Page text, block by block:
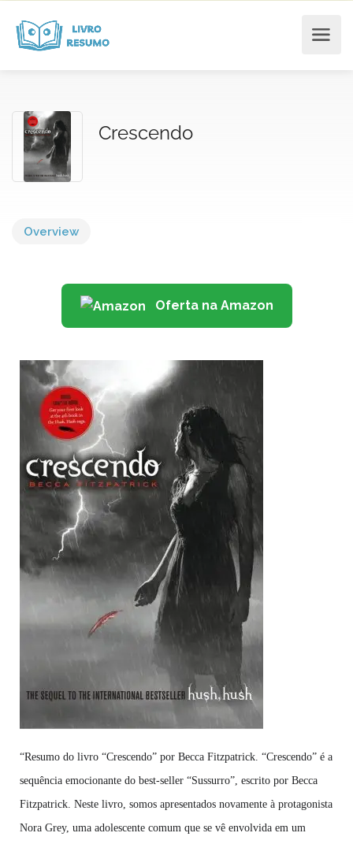
Crescendo
Overview
Oferta na Amazon
“Resumo do livro “Crescendo” por Becca Fitzpatrick. “Crescendo” é a
sequência emocionante do best-seller “Sussurro”, escrito por Becca
Fitzpatrick. Neste livro, somos apresentados novamente à protagonista
Nora Grey, uma adolescente comum que se vê envolvida em um